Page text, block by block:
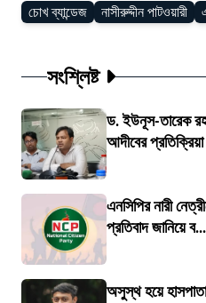
চোখ ব্যান্ডেজ নাসীরুদ্দীন পাটওয়ারী
সংশ্লিষ্ট
ড. ইউনূস-তারেক
আদীবের প্রতিক্রিয়া
এনসিপির নারী
প্রতিবাদ জানিয়ে ব...
অসুস্থ হয়ে